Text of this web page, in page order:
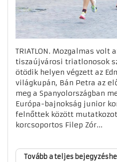
TRIATLON. Mozgalmas volt
tiszaújvárosi triatlonosok
ötödik helyen végzett az
világkupán, Bán Petra az
meg a Spanyolországban
Európa-bajnokság junior
felnőttek között
korcsoportos Filep Zór...
Tovább a teljes